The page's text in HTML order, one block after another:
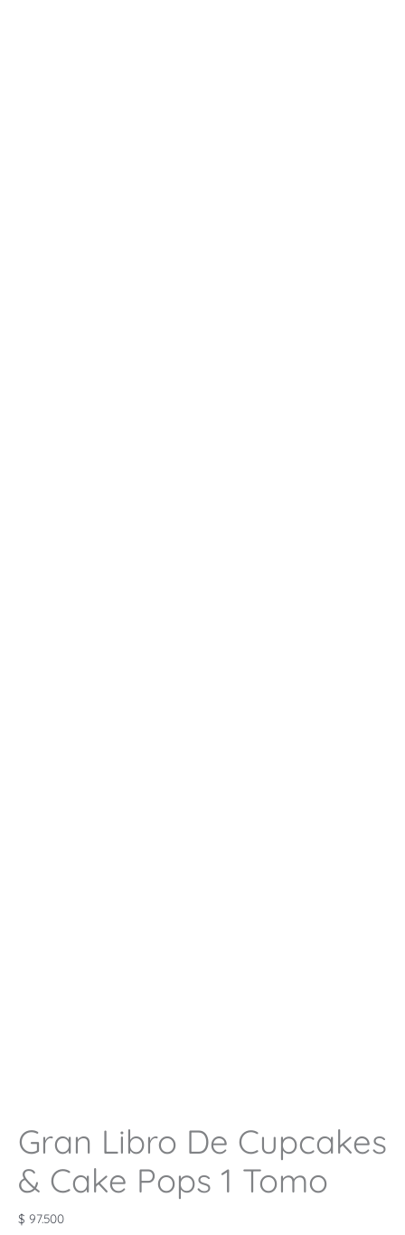
Gran Libro De Cupcakes
& Cake Pops 1 Tomo
$ 97.500